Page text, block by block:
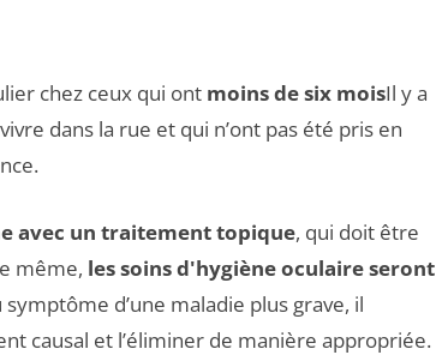
chez ceux qui ont moins de six moisIl y a
dans la rue et qui n’ont pas été pris en
avec un traitement topique, qui doit être
même, les soins d'hygiène oculaire seront
d’une maladie plus grave, il
causal et l’éliminer de manière appropriée.